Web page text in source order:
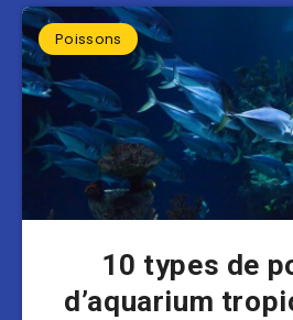
Poissons
10 types de
d’aquarium